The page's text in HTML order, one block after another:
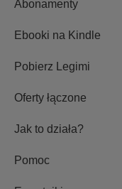
Abonamenty
Ebooki na Kindle
Pobierz Legimi
Oferty łączone
Jak to działa?
Pomoc